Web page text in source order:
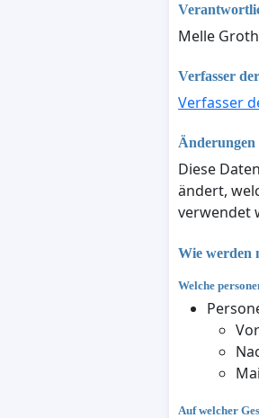
Melle
Verfasser
Verfasser
Diese
ändert,
verwendet
Wie werden
Welche
Auf welcher